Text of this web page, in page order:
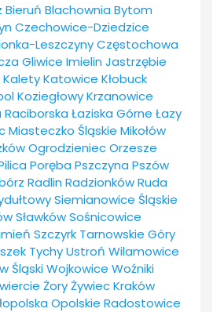
Bieruń Blachownia Bytom
Czechowice-Dziedzice
LeszczynyCzęstochowa
Gliwice Imielin Jastrzębie
KaletyKatowice Kłobuck
KoziegłowyKrzanowice
Raciborska Łaziska Górne Łazy
Miasteczko Śląskie Mikołów
OgrodzieniecOrzesze
Poręba Pszczyna Pszów
Radlin RadzionkówRuda
Siemianowice Śląskie
SławkówSośnicowice
Szczyrk Tarnowskie Góry
TychyUstroń Wilamowice
ŚląskiWojkowice Woźniki
ŻoryŻywiecKraków
Opolskie Radostowice